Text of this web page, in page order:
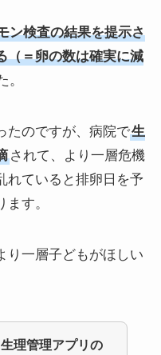
ン検査の結果を提示さ
（＝卵の数は確実に減
。
たのですが、病院で生
されて、より一層危機
れていると排卵日を予
す。
り一層子どもがほしい
理管理アプリの